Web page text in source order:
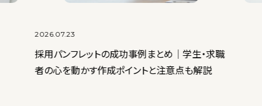
事例まとめ│学生・求職
ントと注意点も解説
選ばれる採用パンフレットを構成する5つ
と構成案～作成手順まで解説